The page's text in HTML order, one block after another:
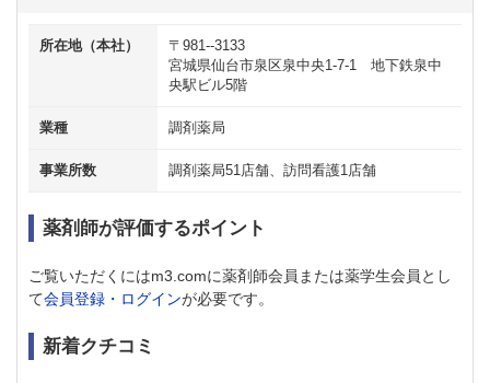
所在地（本社）
〒981--3133
宮城県仙台市泉区泉中央1-7-1 地下鉄泉中
央駅ビル5階
業種 調剤薬局
事業所数 調剤薬局51店舗、訪問看護1店舗
薬剤師が評価するポイント
ご覧いただくにはm3.comに薬剤師会員または薬学生会員とし
て会員登録・ログインが必要です。
新着クチコミ